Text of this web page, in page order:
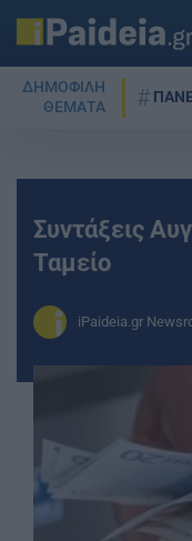
ΔΗΜΟΦΙΛΗ
ΘΕΜΑΤΑ
Συντάξεις
Ταμείο
iPaideia.gr